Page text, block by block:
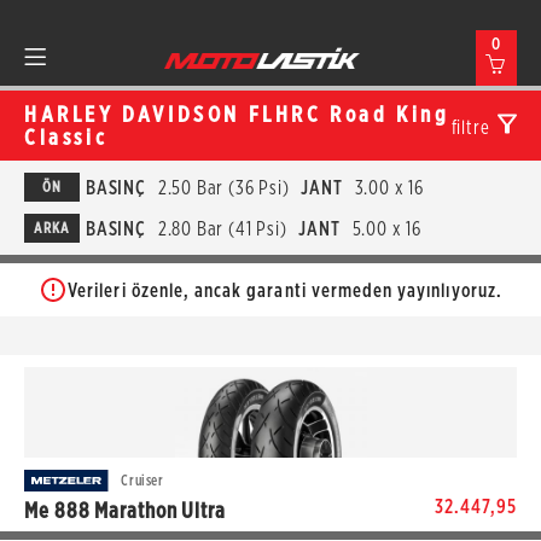
0
HARLEY DAVIDSON FLHRC Road King
Classic
filtre
ÖN BASINÇ 2.50 Bar (36 Psi) JANT 3.00 x 16
ARKA BASINÇ 2.80 Bar (41 Psi) JANT 5.00 x 16
Verileri özenle, ancak garanti vermeden yayınlıyoruz.
Cruiser
Me 888 Marathon Ultra 32.447,95